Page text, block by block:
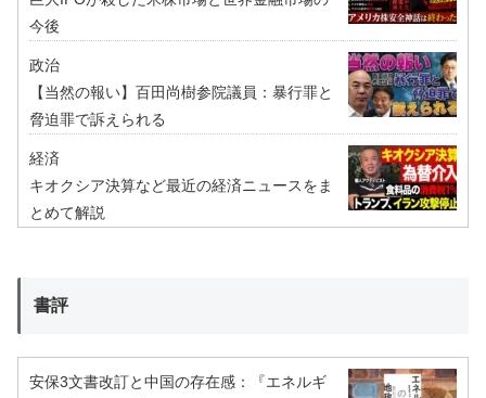
今後
政治
【当然の報い】百田尚樹参院議員：暴行罪と
脅迫罪で訴えられる
経済
キオクシア決算など最近の経済ニュースをま
とめて解説
書評
安保3文書改訂と中国の存在感：『エネルギ